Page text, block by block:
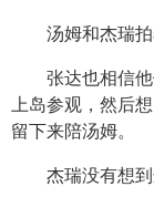
汤姆和杰瑞
张达也相信
上岛参观，然后
留下来陪汤姆。
杰瑞没有想